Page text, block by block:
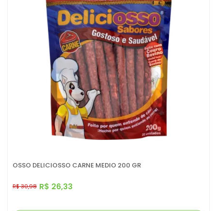
OSSO DELICIOSSO CARNE MEDIO 200 GR
R$ 26,33
R$ 30,98